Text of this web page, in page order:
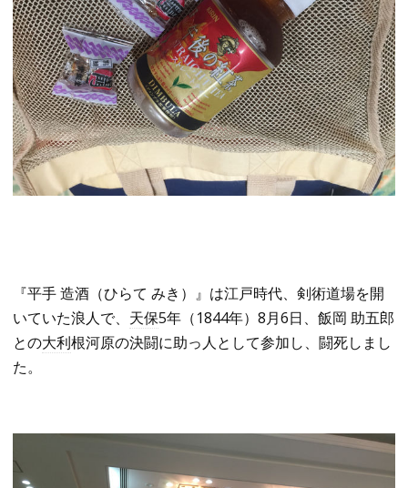
『平手 造酒（ひらて みき）』は江戸時代、剣術道場を開
いていた浪人で、 天保5年（1844年）8月6日、飯岡 助五郎
との大利根河原の決闘に助っ人として参加し、闘死しまし
た。